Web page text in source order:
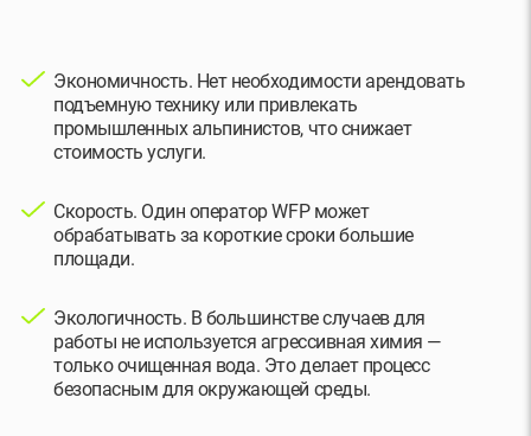
Экономичность. Нет необходимости арендовать
подъемную технику или привлекать
промышленных альпинистов, что снижает
стоимость услуги.
Скорость. Один оператор WFP может
обрабатывать за короткие сроки большие
площади.
Экологичность. В большинстве случаев для
работы не используется агрессивная химия —
только очищенная вода. Это делает процесс
безопасным для окружающей среды.